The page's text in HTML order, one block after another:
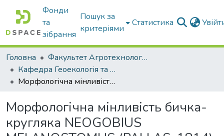
Фонди
та
зібрання
Пошук за
критеріями
Статистика
Головна
Факультет Агротехнологій та екології
Кафедра Геоекологія та землеустрій
Морфологічна мінливість бичка-кругляка NEOGOBIUS MELANOSTOMUS (PALLAS, 1814) в морських і прісноводних водоймах
Морфологічна мінливість бичка-
кругляка NEOGOBIUS